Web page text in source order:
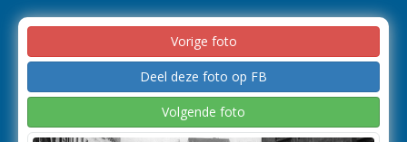
Vorige foto
Deel deze foto op FB
Volgende foto